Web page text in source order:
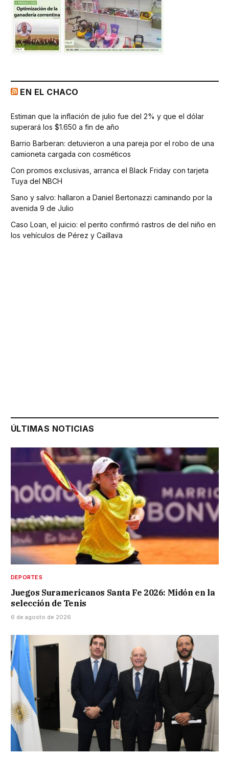
EN EL CHACO
Estiman que la inflación de julio fue del 2% y que el dólar
superará los $1.650 a fin de año
Barrio Barberan: detuvieron a una pareja por el robo de una
camioneta cargada con cosméticos
Con promos exclusivas, arranca el Black Friday con tarjeta
Tuya del NBCH
Sano y salvo: hallaron a Daniel Bertonazzi caminando por la
avenida 9 de Julio
Caso Loan, el juicio: el perito confirmó rastros de del niño en
los vehículos de Pérez y Caillava
ÚLTIMAS NOTICIAS
DEPORTES
Juegos Suramericanos Santa Fe 2026: Midón en la
selección de Tenis
6 de agosto de 2026